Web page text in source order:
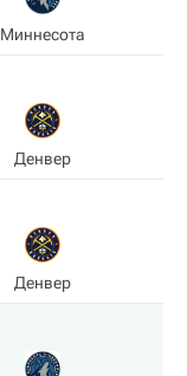
Миннесота
Денвер
Денвер